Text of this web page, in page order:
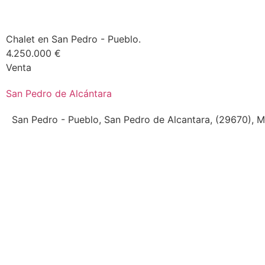
Chalet en San Pedro - Pueblo.
4.250.000 €
Venta
San Pedro de Alcántara
San Pedro - Pueblo, San Pedro de Alcantara, (29670),